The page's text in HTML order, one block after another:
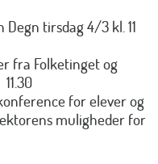
tirsdag 4/3 kl. 11
fra Folketinget og
for elever og
muligheder for